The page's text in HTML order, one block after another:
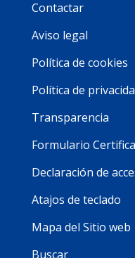
Contactar
Aviso legal
Política de cookies
Política de
Transparencia
Formulario
Declaración de
Atajos de teclado
Mapa del Sitio web
Buscar